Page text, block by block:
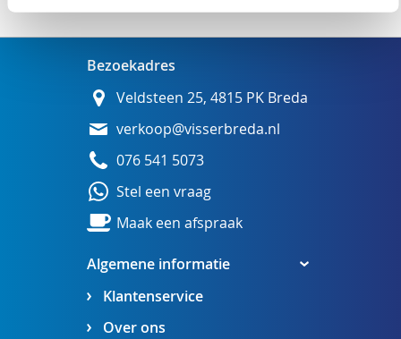
Algemene informatie
Klantenservice
Over ons
Bezoekadres
Veldsteen 25, 4815 PK Breda
verkoop@visserbreda.nl
076 541 5073
Stel een vraag
Maak een afspraak